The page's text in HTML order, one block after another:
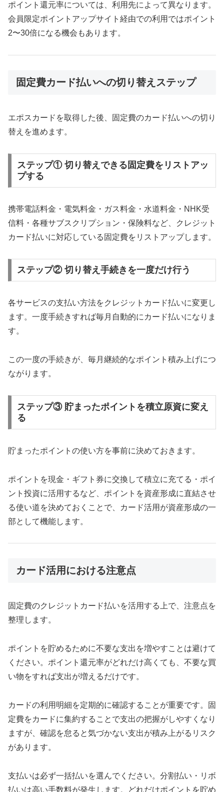
ポイント還元率については、利用先によって異なります。
会員限定ポイントアップサイト経由での利用ではポイント
2〜30倍になる機会もあります。
固定費カード払いへの切り替えステップ
エポスカードを取得した後、固定費のカード払いへの切り
替えを進めます。
ステップ① 切り替えできる固定費をリストアッ
プする
携帯電話料金・電気料金・ガス料金・水道料金・NHK受
信料・各種サブスクリプション・保険料など、クレジット
カード払いに対応している固定費をリストアップします。
ステップ② 切り替え手続きを一度だけ行う
各サービスの支払い方法をクレジットカード払いに変更し
ます。一度手続きすれば毎月自動的にカード払いになりま
す。
この一度の手続きが、毎月継続的なポイント積み上げにつ
ながります。
ステップ③ 貯まったポイントを積立原資に変え
る
貯まったポイントの使い方を事前に決めておきます。
ポイントを現金・ギフト券に交換して積立に充てる・ポイ
ント投資に活用するなど、ポイントを資産形成に直結させ
る使い道を決めておくことで、カード活用が資産形成の一
部として機能します。
カード活用における注意点
固定費のクレジットカード払いを活用する上で、注意点を
整理します。
ポイントを貯めるために不要な支出を増やすことは避けて
ください。ポイント還元率がどれだけ高くても、不要な買
い物をすれば支出が増えるだけです。
カードの利用明細を定期的に確認することが重要です。固
定費をカードに集約することで支出の把握がしやすくなり
ますが、確認を怠ると気づかない支出が積み上がるリスク
があります。
支払いは必ず一括払いを選んでください。分割払い・リボ
払いは高い手数料が発生します。どれだけポイントを貯め